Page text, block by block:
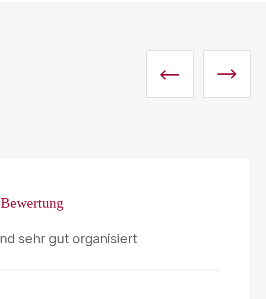
sehr gut organisiert